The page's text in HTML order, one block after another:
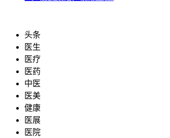
头条
医生
医疗
医药
中医
医美
健康
医展
医院